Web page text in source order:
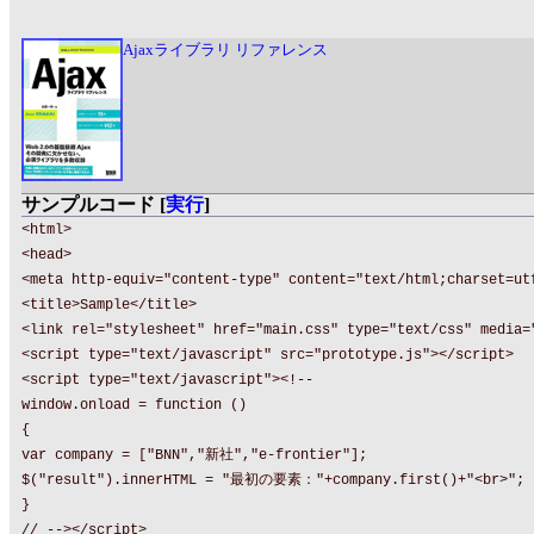
Ajaxライブラリ リファレンス
サンプルコード [実行]
<html>
<head>
<meta http-equiv="content-type" content="text/
<title>Sample</title>
<link rel="stylesheet" href="main.css" type="text/css"
<script type="text/javascript" src="prototype.js"></script>
<script type="text/javascript"><!--
window.onload = function ()
{
var company = ["BNN","新社","e-frontier"];
$("result").innerHTML = "最初の要素："+company.first()+"<br>";
}
// --></script>